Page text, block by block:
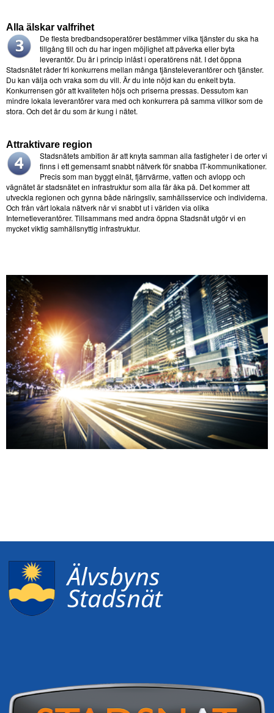
Alla älskar valfrihet
De flesta bredbandsoperatörer bestämmer vilka tjänster du ska ha
tillgång till och du har ingen möjlighet att påverka eller byta
leverantör. Du är i princip inlåst i operatörens nät. I det öppna
Stadsnätet råder fri konkurrens mellan många tjänsteleverantörer och tjänster.
Du kan välja och vraka som du vill. Är du inte nöjd kan du enkelt byta.
Konkurrensen gör att kvaliteten höjs och priserna pressas. Dessutom kan
mindre lokala leverantörer vara med och konkurrera på samma villkor som de
stora. Och det är du som är kung i nätet.
Attraktivare region
Stadsnätets ambition är att knyta samman alla fastigheter i de orter vi
finns i ett gemensamt snabbt nätverk för snabba IT-kommunikationer.
Precis som man byggt elnät, fjärrvärme, vatten och avlopp och
vägnätet är stadsnätet en infrastruktur som alla får åka på. Det kommer att
utveckla regionen och gynna både näringsliv, samhällsservice och individerna.
Och från vårt lokala nätverk når vi snabbt ut i världen via olika
Internetleverantörer. Tillsammans med andra öppna Stadsnät utgör vi en
mycket viktig samhällsnyttig infrastruktur.